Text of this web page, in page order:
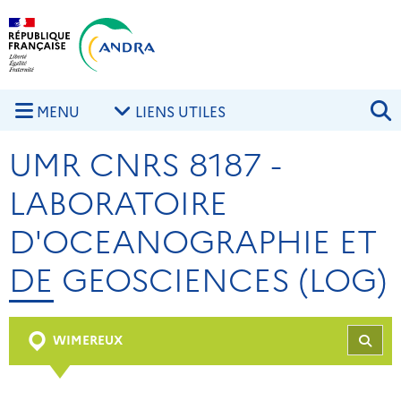
Aller au contenu principal
MENU LIENS UTILES
UMR CNRS 8187 -
LABORATOIRE
D'OCEANOGRAPHIE ET
DE GEOSCIENCES (LOG)
WIMEREUX